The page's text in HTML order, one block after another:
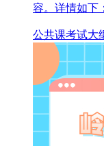
容。详情如下：
公共课考试大